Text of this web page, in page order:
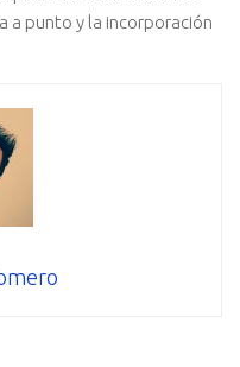
a punto y la incorporación